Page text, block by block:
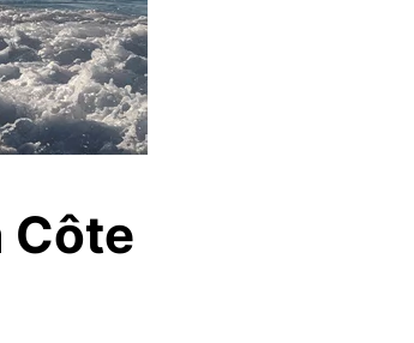
Côte